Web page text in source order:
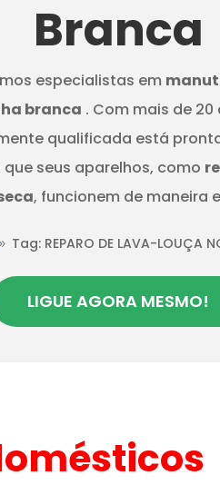
Branca
especialistas em
branca . Com mais de
qualificada está
seus aparelhos, como
, funcionem de maneira
9 Tag: REPARO DE LAVA-LOUÇA
LIGUE AGORA MESMO!